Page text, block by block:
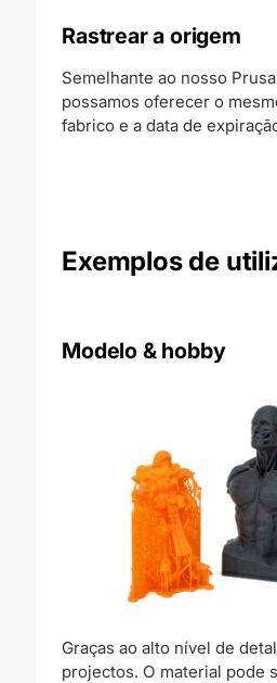
Rastrear a origem
Semelhante ao nosso
possamos oferecer o
fabrico e a data de
Exemplos de
Modelo & hobby
Graças ao alto nível de
projectos. O material pode